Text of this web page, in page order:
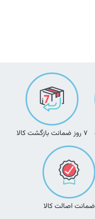
۷ روز ضمانت بازگشت کالا
ضمانت اصالت کالا